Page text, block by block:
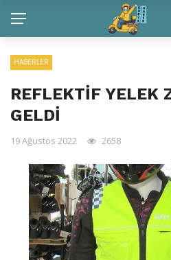
HABERLER
REFLEKTİF YELEK
GELDİ
19 Ağustos 2022 2658